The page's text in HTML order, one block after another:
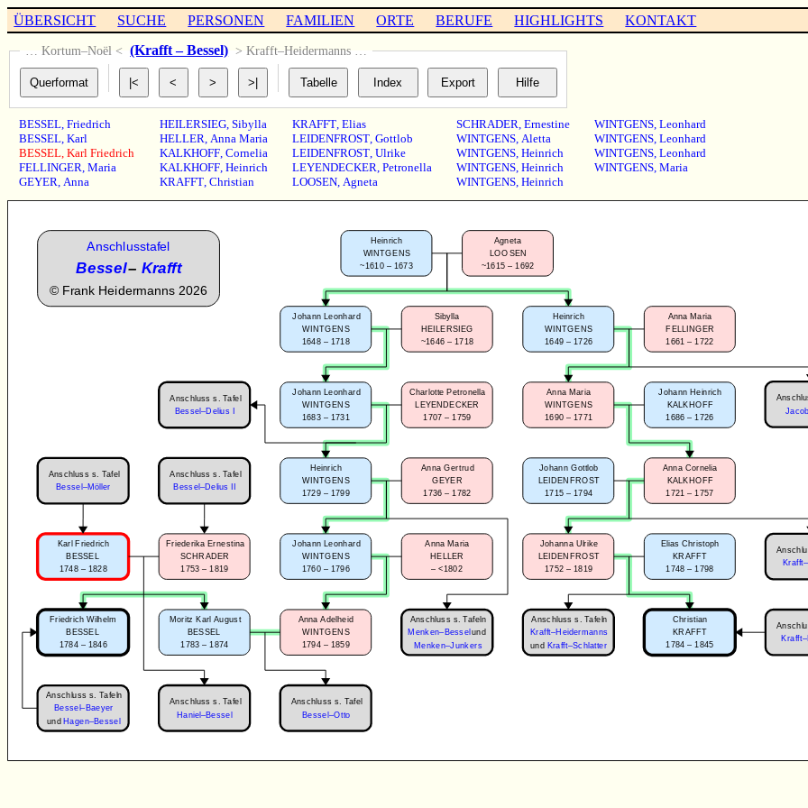
ÜBERSICHT SUCHE PERSONEN FAMILIEN ORTE BERUFE HIGHLIGHTS KONTAKT
… Kortum–Noël < (Krafft – Bessel) > Krafft–Heidermanns …
BESSEL,Friedrich
BESSEL,Karl
BESSEL,Karl Friedrich
FELLINGER,Maria
GEYER,Anna
HEILERSIEG, Sibylla
HELLER, Anna Maria
KALKHOFF, Cornelia
KALKHOFF, Heinrich
KRAFFT, Christian
KRAFFT, Elias
LEIDENFROST, Gottlob
LEIDENFROST, Ulrike
LEYENDECKER, Petronella
LOOSEN, Agneta
SCHRADER, Ernestine
WINTGENS, Aletta
WINTGENS, Heinrich
WINTGENS, Heinrich
WINTGENS, Heinrich
WINTGENS, Leonhard
WINTGENS, Leonhard
WINTGENS, Leonhard
WINTGENS, Maria
Anna Adelheid
WINTGENS
1794 – 1859
Moritz Karl August
BESSEL
1783 – 1874
Friederika Ernestina
SCHRADER
1753 – 1819
Karl Friedrich
BESSEL
1748 – 1828
Friedrich Wilhelm
BESSEL
1784 – 1846
Anschlusstafel
Bessel– Krafft
© Frank Heidermanns 2026
Anschluss s. Tafel
Bessel–Otto
Heinrich
WINTGENS
1649 – 1726
Anna Maria
FELLINGER
1661 – 1722
Johann Heinrich
KALKHOFF
1686 – 1726
Anna Maria
WINTGENS
1690 – 1771
Anna Cornelia
KALKHOFF
1721 – 1757
Johann Gottlob
LEIDENFROST
1715 – 1794
Johanna Ulrike
LEIDENFROST
1752 – 1819
Elias Christoph
KRAFFT
1748 – 1798
Christian
KRAFFT
1784 – 1845
Anschluss s. Tafeln
Krafft–Heidermanns
und Krafft–Schlatter
Johann Leonhard
WINTGENS
1760 – 1796
Anna Maria
HELLER
–<1802
Heinrich
WINTGENS
1729 – 1799
Anna Gertrud
GEYER
1736 – 1782
Johann Leonhard
WINTGENS
1683 – 1731
Charlotte Petronella
LEYENDECKER
1707 – 1759
Johann Leonhard
WINTGENS
1648 – 1718
Sibylla
HEILERSIEG
~1646 – 1718
Heinrich
WINTGENS
~1610 – 1673
Agneta
LOOSEN
~1615 – 1692
Anschluss s. Tafel
Bessel–Delius I
Anschluss s. Tafel
Bessel–Delius II
Anschluss s. Tafel
Bessel–Möller
Anschluss s. Tafeln
Menken–Bessel und
Menken–Junkers
Anschluss s. Tafel
Haniel–Bessel
Anschluss s. Tafeln
Bessel–Baeyer
und Hagen–Bessel